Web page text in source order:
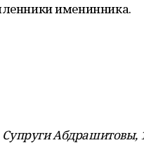
именинника.
Супруги Абдрашитовы,